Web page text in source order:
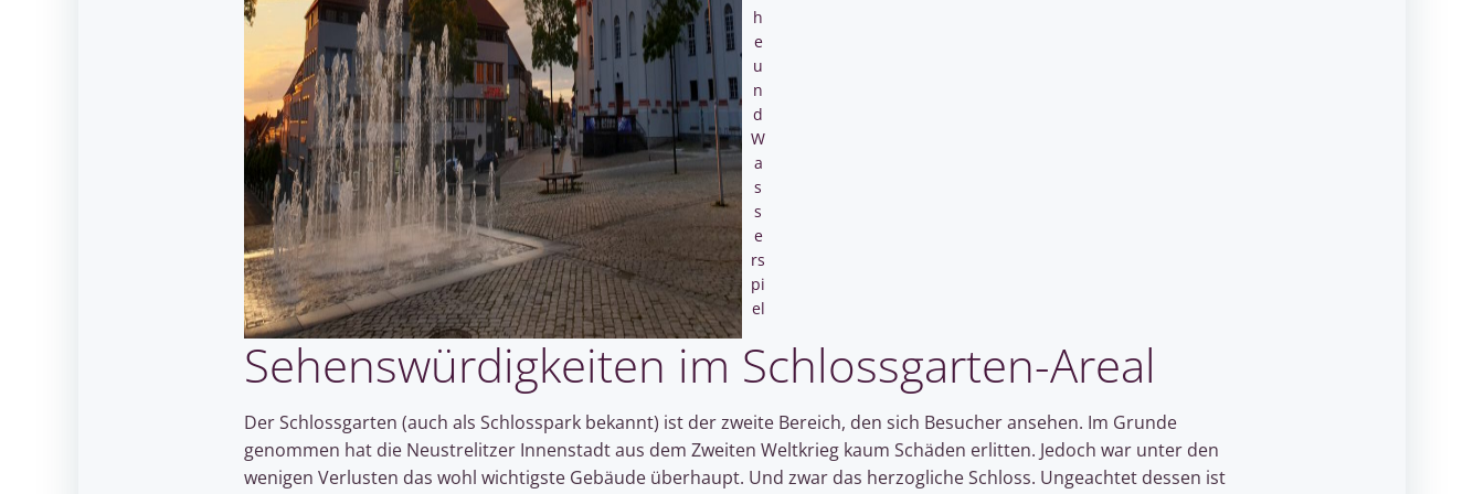
h
e
u
n
d
W
a
s
s
e
rs
pi
el
Sehenswürdigkeiten im Schlossgarten-Areal
Der Schlossgarten (auch als Schlosspark bekannt) ist der zweite Bereich, den sich Besucher ansehen. Im Grunde
genommen hat die Neustrelitzer Innenstadt aus dem Zweiten Weltkrieg kaum Schäden erlitten. Jedoch war unter den
wenigen Verlusten das wohl wichtigste Gebäude überhaupt. Und zwar das herzogliche Schloss. Ungeachtet dessen ist